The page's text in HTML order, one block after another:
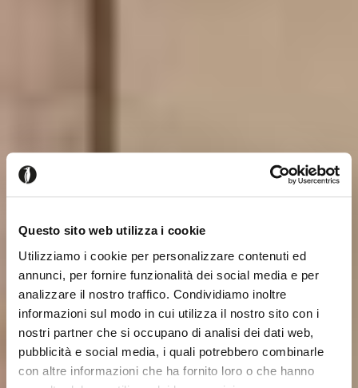
Questo sito web utilizza i cookie
Utilizziamo i cookie per personalizzare contenuti ed
annunci, per fornire funzionalità dei social media e per
analizzare il nostro traffico. Condividiamo inoltre
informazioni sul modo in cui utilizza il nostro sito con i
nostri partner che si occupano di analisi dei dati web,
pubblicità e social media, i quali potrebbero combinarle
con altre informazioni che ha fornito loro o che hanno